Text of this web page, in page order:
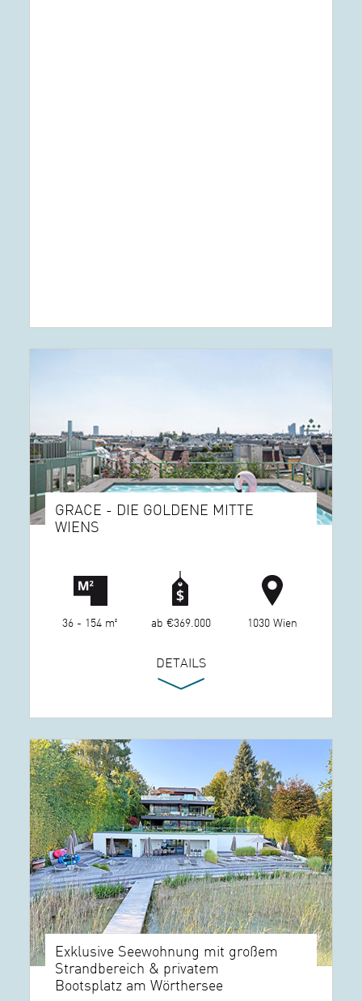
GRACE - DIE GOLDENE MITTE
WIENS
36 - 154 m² ab €369.000 1030 Wien
DETAILS
Exklusive Seewohnung mit großem
Strandbereich & privatem
Bootsplatz am Wörthersee